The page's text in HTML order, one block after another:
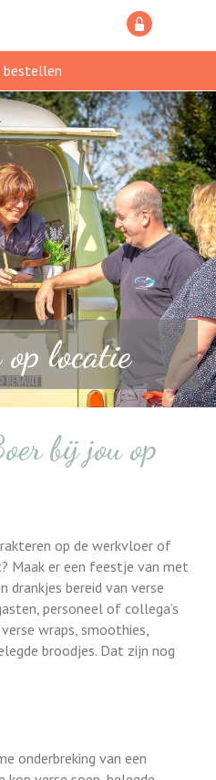
bestellen
locatie
bij jou op
op de werkvloer of
Maak er een feestje van met
drankjes bereid van verse
personeel of collega’s
wraps, smoothies,
broodjes. Dat zijn nog
onderbreking van een